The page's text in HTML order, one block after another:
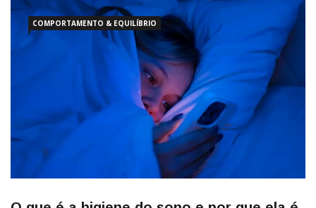
COMPORTAMENTO & EQUILÍBRIO